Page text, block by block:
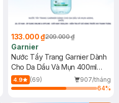
133.000 ₫209.000 ₫
Garnier
Nước Tẩy Trang Garnier Dành
Cho Da Dầu Và Mụn 400ml
(Mới)
4.9 (69)
907/tháng
64%